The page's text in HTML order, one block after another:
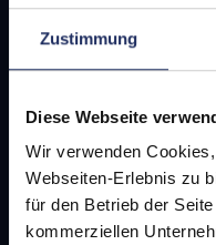
Zustimmung
Diese Webseite
Wir verwenden
Webseiten-Erlebnis zu
für den Betrieb der
kommerziellen
Apple iPhone 16e
Apple iPhone 16 Plus
Apple iPhone 16 Pro
Apple iPhone 16 Pro Max